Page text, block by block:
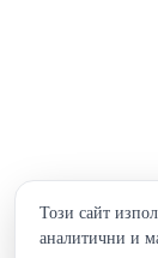
Този сайт
аналитични и